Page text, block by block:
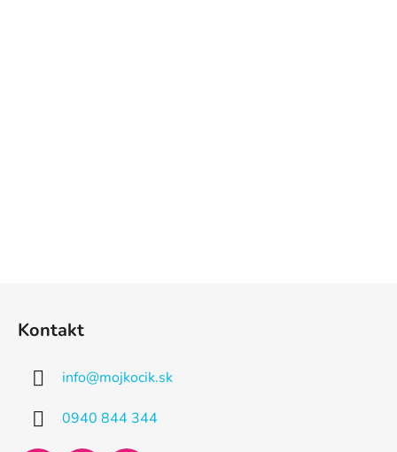
Kontakt
info@mojkocik.sk
0940 844 344